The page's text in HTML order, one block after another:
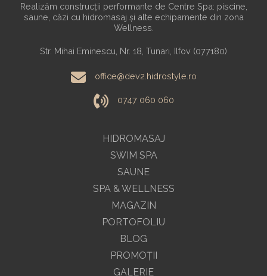
HIDROMASAJ
SWIM SPA
SAUNE
SPA & WELLNESS
MAGAZIN
Realizăm construcții performante de Centre Spa: piscine,
saune, căzi cu hidromasaj și alte echipamente din zona
Wellness.
Str. Mihai Eminescu, Nr. 18, Tunari, Ilfov (077180)
office@dev2.hidrostyle.ro
0747 060 060
PORTOFOLIU
BLOG
PROMOŢII
GALERIE